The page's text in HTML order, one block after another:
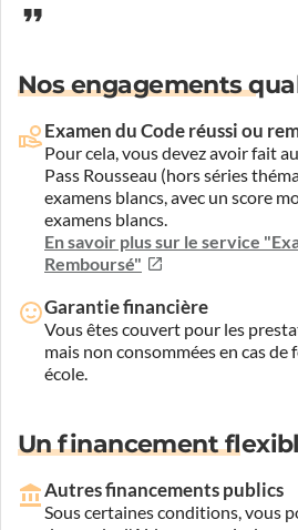
Nos engagements
Examen du Code réussi ou
Pour cela, vous devez avoir fait
Pass Rousseau (hors séries
examens blancs, avec un score
examens blancs.
En savoir plus sur le service
Remboursé"
Garantie financière
Vous êtes couvert pour les
mais non consommées en cas
école.
Un financement
Autres financements publics
Sous certaines conditions, vous